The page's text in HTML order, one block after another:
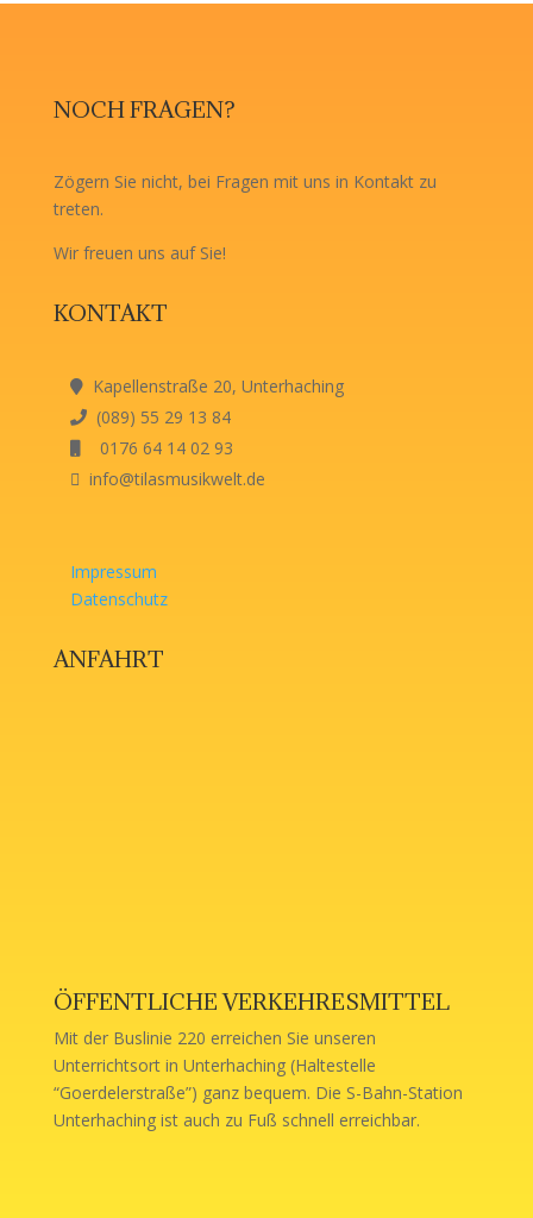
NOCH FRAGEN?
Zögern Sie nicht, bei Fragen mit uns in Kontakt zu
treten.
Wir freuen uns auf Sie!
KONTAKT
Kapellenstraße 20, Unterhaching
(089) 55 29 13 84
0176 64 14 02 93
info@tilasmusikwelt.de
Impressum
Datenschutz
ANFAHRT
ÖFFENTLICHE VERKEHRESMITTEL
Mit der Buslinie 220 erreichen Sie unseren
Unterrichtsort in Unterhaching (Haltestelle
“Goerdelerstraße”) ganz bequem. Die S-Bahn-Station
Unterhaching ist auch zu Fuß schnell erreichbar.